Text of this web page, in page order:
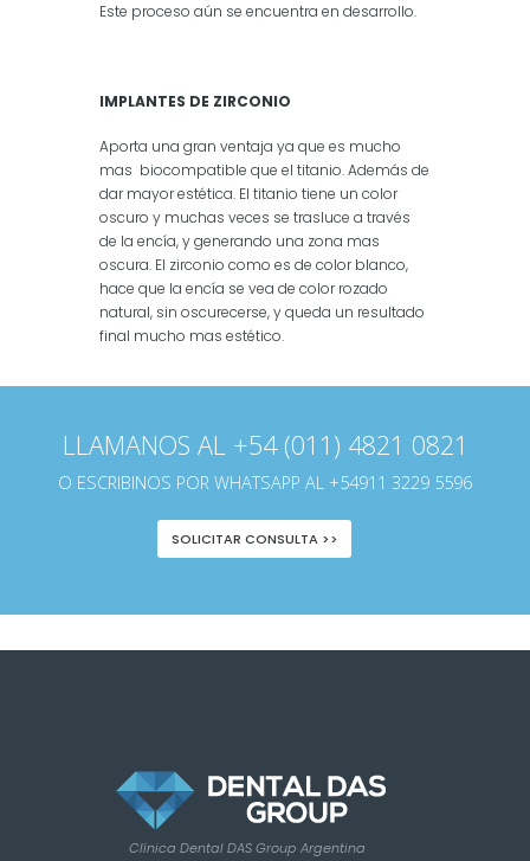
Este proceso aún se encuentra en desarrollo.
IMPLANTES DE ZIRCONIO
Aporta una gran ventaja ya que es mucho
mas biocompatible que el titanio. Además de
dar mayor estética. El titanio tiene un color
oscuro y muchas veces se trasluce a través
de la encía, y generando una zona mas
oscura. El zirconio como es de color blanco,
hace que la encía se vea de color rozado
natural, sin oscurecerse, y queda un resultado
final mucho mas estético.
LLAMANOS AL +54 (011) 4821 0821
O ESCRIBINOS POR WHATSAPP AL +54911 3229 5596
SOLICITAR CONSULTA >>
Clínica Dental DAS Group Argentina